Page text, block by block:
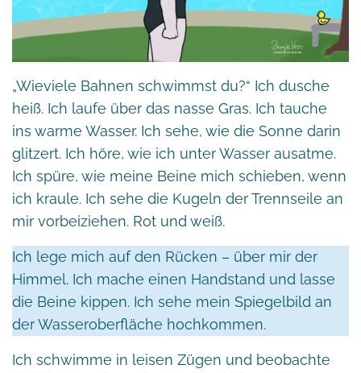
„Wieviele Bahnen schwimmst du?“ Ich dusche
heiß. Ich laufe über das nasse Gras. Ich tauche
ins warme Wasser. Ich sehe, wie die Sonne darin
glitzert. Ich höre, wie ich unter Wasser ausatme.
Ich spüre, wie meine Beine mich schieben, wenn
ich kraule. Ich sehe die Kugeln der Trennseile an
mir vorbeiziehen. Rot und weiß.
Ich lege mich auf den Rücken – über mir der
Himmel. Ich mache einen Handstand und lasse
die Beine kippen. Ich sehe mein Spiegelbild an
der Wasseroberfläche hochkommen.
Ich schwimme in leisen Zügen und beobachte